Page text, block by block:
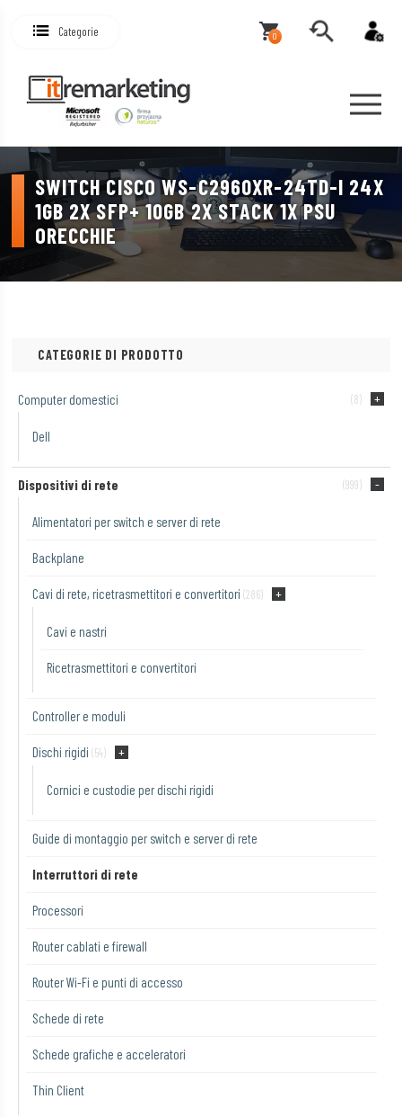
Categorie 0
SWITCH CISCO WS-C2960XR-24TD-I 24X
1GB 2X SFP+ 10GB 2X STACK 1X PSU
ORECCHIE
CATEGORIE DI PRODOTTO
Computer domestici (8)
Dell
Dispositivi di rete (999)
Alimentatori per switch e server di rete
Backplane
Cavi di rete, ricetrasmettitori e convertitori (286)
Cavi e nastri
Ricetrasmettitori e convertitori
Controller e moduli
Dischi rigidi (54)
Cornici e custodie per dischi rigidi
Guide di montaggio per switch e server di rete
Interruttori di rete
Processori
Router cablati e firewall
Router Wi-Fi e punti di accesso
Schede di rete
Schede grafiche e acceleratori
Thin Client